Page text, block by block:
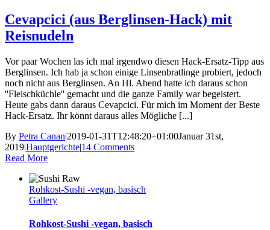
Cevapcici (aus Berglinsen-Hack) mit
Reisnudeln
Vor paar Wochen las ich mal irgendwo diesen Hack-Ersatz-Tipp aus
Berglinsen. Ich hab ja schon einige Linsenbratlinge probiert, jedoch
noch nicht aus Berglinsen. An Hl. Abend hatte ich daraus schon
''Fleischküchle'' gemacht und die ganze Family war begeistert.
Heute gabs dann daraus Cevapcici. Für mich im Moment der Beste
Hack-Ersatz. Ihr könnt daraus alles Mögliche [...]
By Petra Canan|2019-01-31T12:48:20+01:00Januar 31st,
2019|Hauptgerichte|14 Comments
Read More
Rohkost-Sushi -vegan, basisch
Gallery
Rohkost-Sushi -vegan, basisch